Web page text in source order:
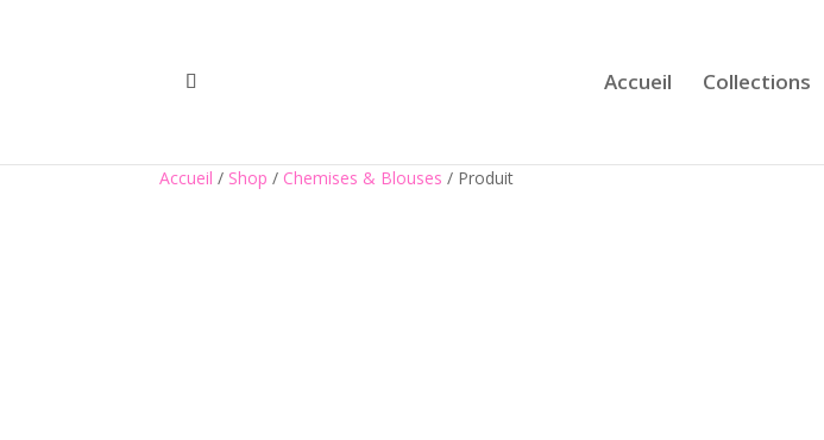
Accueil Collections
Accueil / Shop / Chemises & Blouses / Produit